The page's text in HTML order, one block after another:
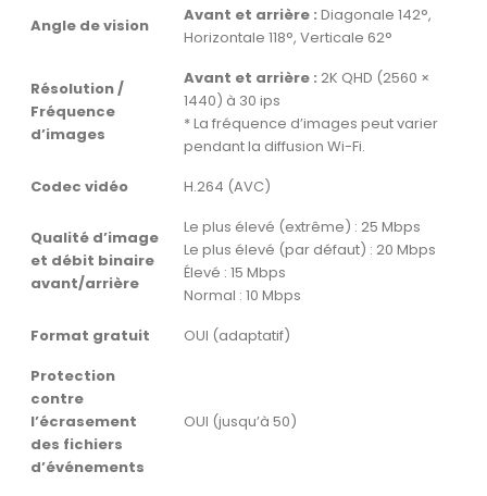
Angle de vision
Avant et arrière : Diagonale 142°,
Horizontale 118°, Verticale 62°
Résolution /
Fréquence
d’images
Avant et arrière : 2K QHD (2560 ×
1440) à 30 ips
* La fréquence d’images peut varier
pendant la diffusion Wi-Fi.
Codec vidéo
H.264 (AVC)
Qualité d’image
et débit binaire
avant/arrière
Le plus élevé (extrême) : 25 Mbps
Le plus élevé (par défaut) : 20 Mbps
Élevé : 15 Mbps
Normal : 10 Mbps
Format gratuit
OUI (adaptatif)
Protection
contre
l’écrasement
des fichiers
d’événements
OUI (jusqu’à 50)